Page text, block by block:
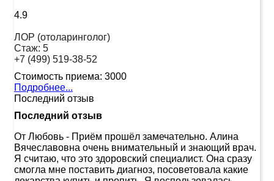
4.9
ЛОР (отоларинголог)
Стаж: 5
+7 (499) 519-38-52
Стоимость приема: 3000
Подробнее...
Последний отзыв
Последний отзыв
От Любовь - Приём прошёл замечательно. Алина
Вячеславовна очень внимательный и знающий врач.
Я считаю, что это здоровский специалист. Она сразу
смогла мне поставить диагноз, посоветовала какие